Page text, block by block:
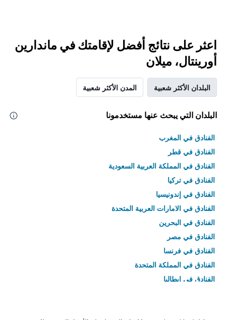
اعثر على نتائج أفضل لإقامتك في ماندارين
أورينتال، ميلان
البلدان الأكثر شعبية المدن الأكثر شعبية
البلدان التي يبحث عنها مستخدمونا
الفنادق في المغرب
الفنادق في قطر
الفنادق في المملكة العربية السعودية
الفنادق في تركيا
الفنادق في إندونيسيا
الفنادق في الامارات العربية المتحدة
الفنادق في البحرين
الفنادق في مصر
الفنادق في فرنسا
الفنادق في المملكة المتحدة
الفنادق في إيطاليا